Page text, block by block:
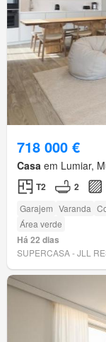
718 000 €
Casa em Lumiar,
T2 2
Garajem Varanda
Área verde
Há 22 dias
SUPERCASA - JLL